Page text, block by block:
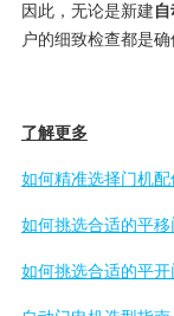
因此，无论是新建
户的细致检查都是
了解更多
如何精准选择门机配
如何挑选合适的平移
如何挑选合适的平开